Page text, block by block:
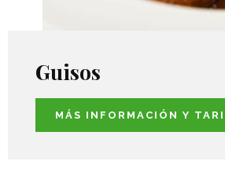
Guisos
MÁS INFORMACIÓN Y